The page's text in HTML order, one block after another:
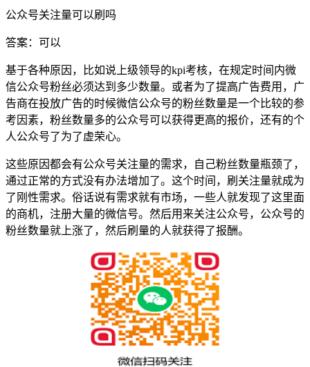
公众号关注量可以刷吗
答案：可以
基于各种原因，比如说上级领导的kpi考核，在规定时间内微
信公众号粉丝必须达到多少数量。或者为了提高广告费用，广
告商在投放广告的时候微信公众号的粉丝数量是一个比较的参
考因素，粉丝数量多的公众号可以获得更高的报价，还有的个
人公众号了为了虚荣心。
这些原因都会有公众号关注量的需求，自己粉丝数量瓶颈了，
通过正常的方式没有办法增加了。这个时间，刷关注量就成为
了刚性需求。俗话说有需求就有市场，一些人就发现了这里面
的商机，注册大量的微信号。然后用来关注公众号，公众号的
粉丝数量就上涨了，然后刷量的人就获得了报酬。